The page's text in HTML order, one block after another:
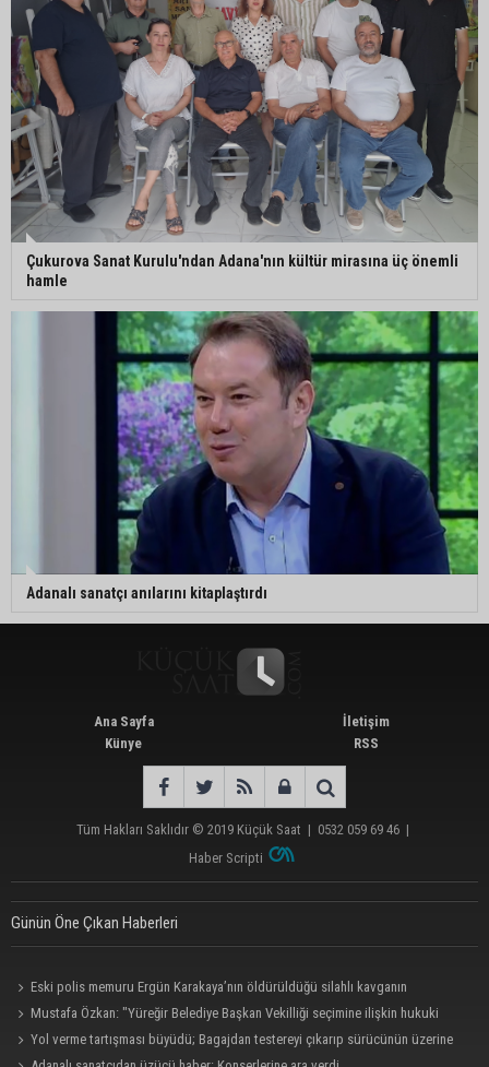
Çukurova Sanat Kurulu'ndan Adana'nın kültür mirasına üç önemli
hamle
Adanalı sanatçı anılarını kitaplaştırdı
Ana Sayfa
Künye
İletişim
RSS
Tüm Hakları Saklıdır © 2019 Küçük Saat | 0532 059 69 46 |
Haber Scripti
Günün Öne Çıkan Haberleri
Eski polis memuru Ergün Karakaya’nın öldürüldüğü silahlı kavganın
görüntüleri ortaya çıktı
Mustafa Özkan: "Yüreğir Belediye Başkan Vekilliği seçimine ilişkin hukuki
süreç başlatıldı"
Yol verme tartışması büyüdü; Bagajdan testereyi çıkarıp sürücünün üzerine